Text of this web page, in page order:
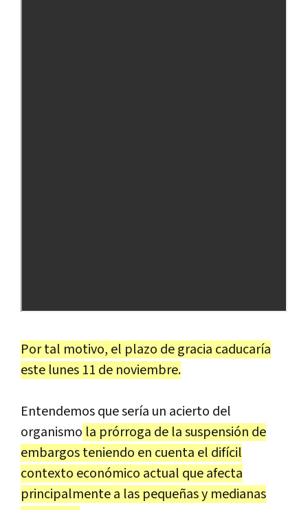
Por tal motivo, el plazo de gracia caducaría
este lunes 11 de noviembre.
Entendemos que sería un acierto del
organismo la prórroga de la suspensión de
embargos teniendo en cuenta el difícil
contexto económico actual que afecta
principalmente a las pequeñas y medianas